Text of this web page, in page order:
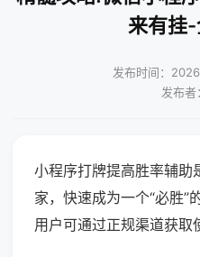
来有挂
发布时间：
发布者
小程序打牌提高胜率辅助
家，快速成为一个“必胜”
用户可通过正规渠道获取